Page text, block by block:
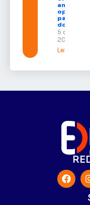
amplia
para
do Amapá
5 de
2026
Leia mais »